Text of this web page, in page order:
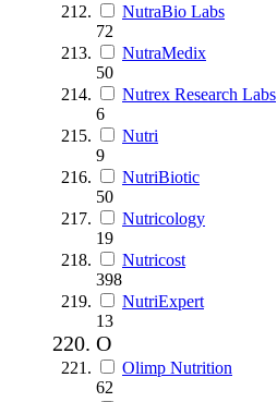
NutraBio Labs
72
NutraMedix
50
Nutrex Research Labs
6
Nutri
9
NutriBiotic
50
Nutricology
19
Nutricost
398
NutriExpert
13
O
Olimp Nutrition
62